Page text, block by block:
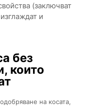
(заключват
и
без
които
на косата,